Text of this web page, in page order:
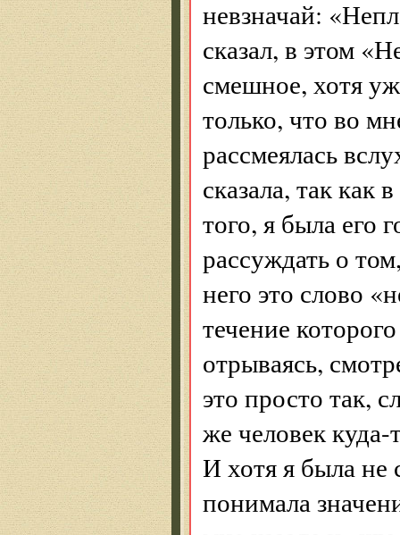
невзначай:
сказал, в этом
смешное, хотя
только, что во
рассмеялась
сказала, так как
того, я была его
рассуждать о
него это слово
течение
отрываясь,
это просто так,
же человек
И хотя я была не
понимала